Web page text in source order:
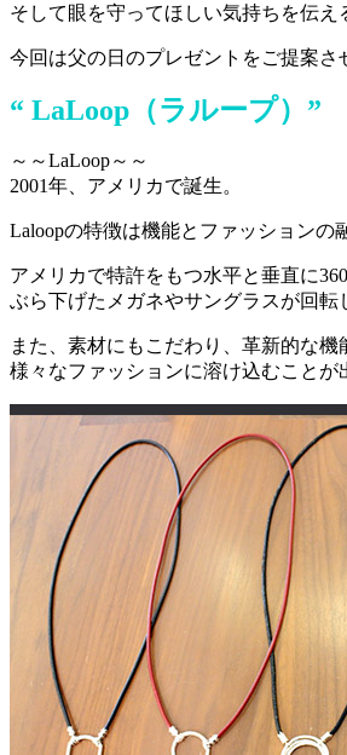
そして眼を守ってほしい気持ちを伝え
今回は父の日のプレゼントをご提案さ
“ LaLoop（ラループ）”
～～LaLoop～～
2001年、アメリカで誕生。
Laloopの特徴は機能とファッションの
アメリカで特許をもつ水平と垂直に
ぶら下げたメガネやサングラスが回転
また、素材にもこだわり、革新的な機
様々なファッションに溶け込むことが